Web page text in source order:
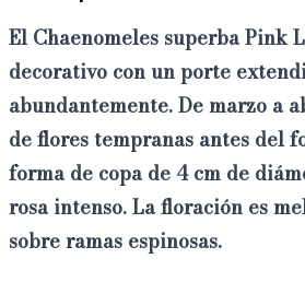
ElChaenomeles superba Pink
decorativo con unporte
abundantemente. De marzo a
de flores tempranas antes del
forma de copa de 4 cm de
rosa intenso. La floración es
sobre ramas espinosas.